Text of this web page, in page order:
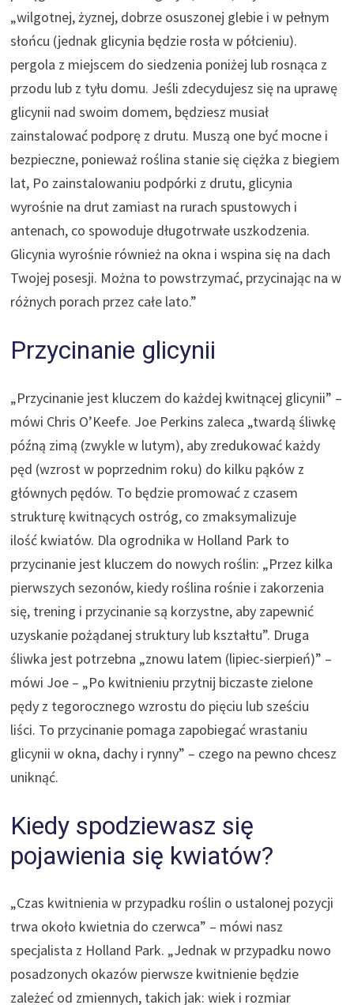
„wilgotnej, żyznej, dobrze osuszonej glebie i w pełnym
słońcu (jednak glicynia będzie rosła w półcieniu).
pergola z miejscem do siedzenia poniżej lub rosnąca z
przodu lub z tyłu domu. Jeśli zdecydujesz się na uprawę
glicynii nad swoim domem, będziesz musiał
zainstalować podporę z drutu. Muszą one być mocne i
bezpieczne, ponieważ roślina stanie się ciężka z biegiem
lat, Po zainstalowaniu podpórki z drutu, glicynia
wyrośnie na drut zamiast na rurach spustowych i
antenach, co spowoduje długotrwałe uszkodzenia.
Glicynia wyrośnie również na okna i wspina się na dach
Twojej posesji. Można to powstrzymać, przycinając na w
różnych porach przez całe lato.”
Przycinanie glicynii
„Przycinanie jest kluczem do każdej kwitnącej glicynii” –
mówi Chris O’Keefe. Joe Perkins zaleca „twardą śliwkę
późną zimą (zwykle w lutym), aby zredukować każdy
pęd (wzrost w poprzednim roku) do kilku pąków z
głównych pędów. To będzie promować z czasem
strukturę kwitnących ostróg, co zmaksymalizuje
ilość kwiatów. Dla ogrodnika w Holland Park to
przycinanie jest kluczem do nowych roślin: „Przez kilka
pierwszych sezonów, kiedy roślina rośnie i zakorzenia
się, trening i przycinanie są korzystne, aby zapewnić
uzyskanie pożądanej struktury lub kształtu”. Druga
śliwka jest potrzebna „znowu latem (lipiec-sierpień)” –
mówi Joe – „Po kwitnieniu przytnij biczaste zielone
pędy z tegorocznego wzrostu do pięciu lub sześciu
liści. To przycinanie pomaga zapobiegać wrastaniu
glicynii w okna, dachy i rynny” – czego na pewno chcesz
uniknąć.
Kiedy spodziewasz się
pojawienia się kwiatów?
„Czas kwitnienia w przypadku roślin o ustalonej pozycji
trwa około kwietnia do czerwca” – mówi nasz
specjalista z Holland Park. „Jednak w przypadku nowo
posadzonych okazów pierwsze kwitnienie będzie
zależeć od zmiennych, takich jak: wiek i rozmiar